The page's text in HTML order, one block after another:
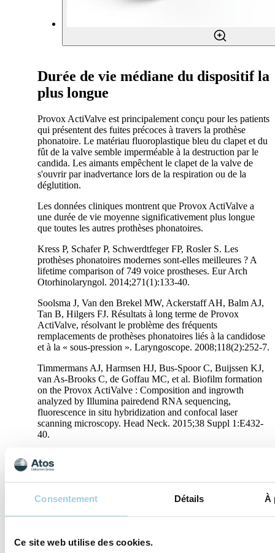
Consentement Détails À
Ce site web utilise des cookies.
Durée de vie médiane du dispositif la
plus longue
Provox ActiValve est principalement conçu pour les patients
qui présentent des fuites précoces à travers la prothèse
phonatoire. Le matériau fluoroplastique bleu du clapet et du
fût de la valve semble imperméable à la destruction par le
candida. Les aimants empêchent le clapet de la valve de
s'ouvrir par inadvertance lors de la respiration ou de la
déglutition.
Les données cliniques montrent que Provox ActiValve a
une durée de vie moyenne significativement plus longue
que toutes les autres prothèses phonatoires.
Kress P, Schafer P, Schwerdtfeger FP, Rosler S. Les
prothèses phonatoires modernes sont-elles meilleures ? A
lifetime comparison of 749 voice prostheses. Eur Arch
Otorhinolaryngol. 2014;271(1):133-40.
Soolsma J, Van den Brekel MW, Ackerstaff AH, Balm AJ,
Tan B, Hilgers FJ. Résultats à long terme de Provox
ActiValve, résolvant le problème des fréquents
remplacements de prothèses phonatoires liés à la candidose
et à la « sous-pression ». Laryngoscope. 2008;118(2):252-7.
Timmermans AJ, Harmsen HJ, Bus-Spoor C, Buijssen KJ,
van As-Brooks C, de Goffau MC, et al. Biofilm formation
on the Provox ActiValve : Composition and ingrowth
analyzed by Illumina pairedend RNA sequencing,
fluorescence in situ hybridization and confocal laser
scanning microscopy. Head Neck. 2015;38 Suppl 1:E432-
40.
Informations
Durée de vie médiane du dispositif la plus longue
Gestion des fuites intra-prothétiques précoces dues au
biofilm
Gestion des fuites intra-prothétiques dues à des